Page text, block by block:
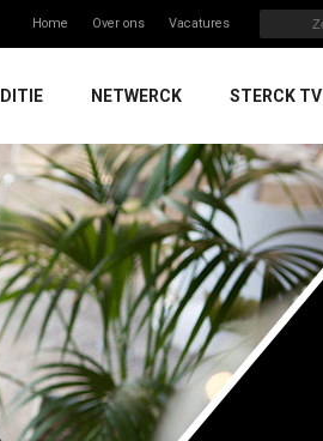
Home Over ons Vacatures
NETWERCK STERCK TV